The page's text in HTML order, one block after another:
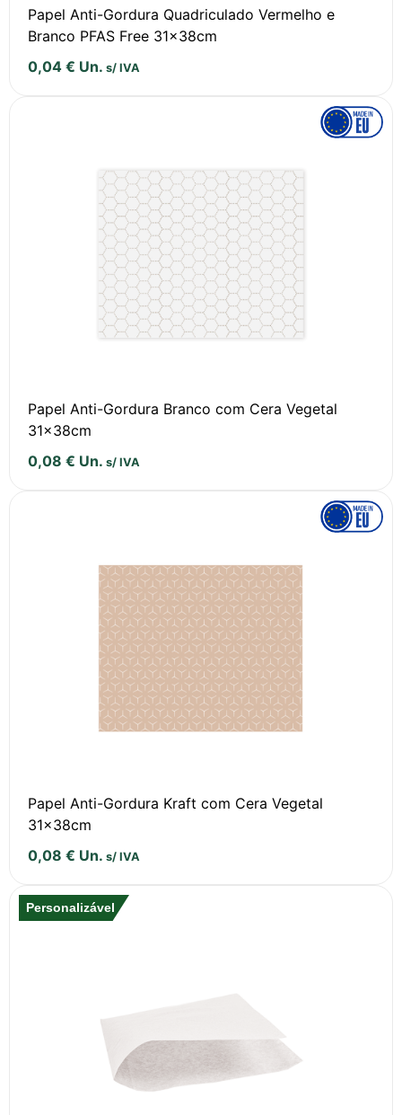
Papel Anti-Gordura Quadriculado Vermelho e
Branco PFAS Free 31x38cm
0,04 € Un. s/ IVA
Papel Anti-Gordura Branco com Cera Vegetal
31x38cm
0,08 € Un. s/ IVA
Papel Anti-Gordura Kraft com Cera Vegetal
31x38cm
0,08 € Un. s/ IVA
Personalizável